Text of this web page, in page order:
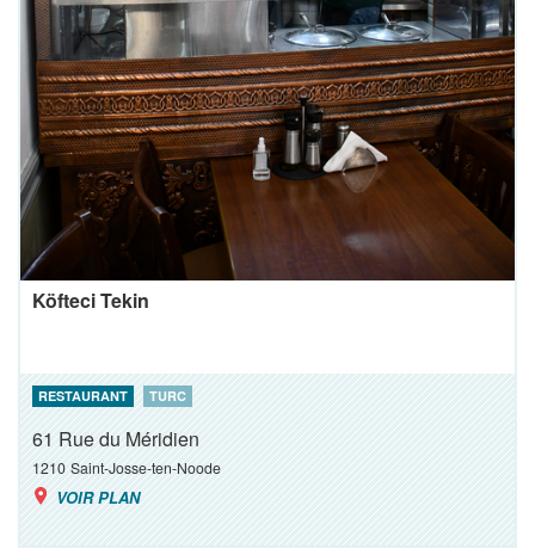
Köfteci Tekin
RESTAURANT TURC
61 Rue du Méridien
1210 Saint-Josse-ten-Noode
VOIR PLAN